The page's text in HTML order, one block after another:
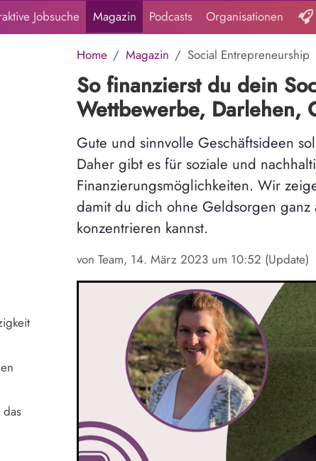
Jobsuche Magazin Podcasts Organisationen
Home Magazin Social Entrepreneurship
So finanzierst du dein
Wettbewerbe, Darlehen,
Gute und sinnvolle Geschäftsideen
Daher gibt es für soziale und
Finanzierungsmöglichkeiten. Wir
damit du dich ohne Geldsorgen ganz
konzentrieren kannst.
von Team, 14. März 2023 um 10:52 (Update)